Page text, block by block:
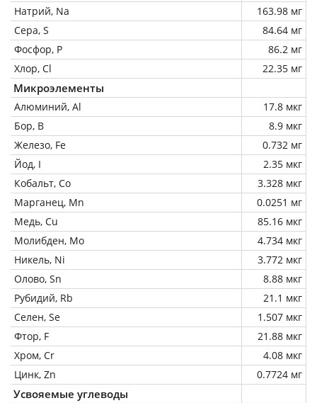
Натрий, Na
163.98 мг
Сера, S
84.64 мг
Фосфор, P
86.2 мг
Хлор, Cl
22.35 мг
Микроэлементы
Алюминий, Al
17.8 мкг
Бор, B
8.9 мкг
Железо, Fe
0.732 мг
Йод, I
2.35 мкг
Кобальт, Co
3.328 мкг
Марганец, Mn
0.0251 мг
Медь, Cu
85.16 мкг
Молибден, Mo
4.734 мкг
Никель, Ni
3.772 мкг
Олово, Sn
8.88 мкг
Рубидий, Rb
21.1 мкг
Селен, Se
1.507 мкг
Фтор, F
21.88 мкг
Хром, Cr
4.08 мкг
Цинк, Zn
0.7724 мг
Усвояемые углеводы